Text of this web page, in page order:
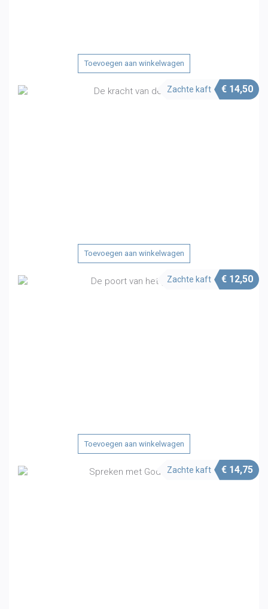
Toevoegen aan winkelwagen
Zachte kaft € 14,50
Toevoegen aan winkelwagen
Zachte kaft € 12,50
Toevoegen aan winkelwagen
Zachte kaft € 14,75